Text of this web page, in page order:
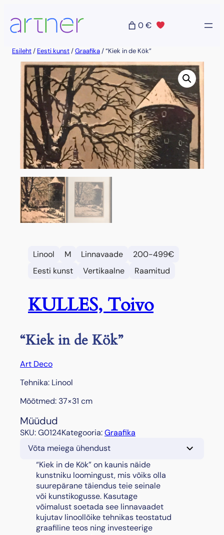
sisu
juurde
0 €
Esileht/ Eesti kunst/Graafika/ “Kiek in de Kök”
Linool M Linnavaade
200-499€
Eesti kunst
Vertikaalne Raamitud
KULLES, Toivo
“Kiek in de Kök”
Art Deco
Tehnika: Linool
Mõõtmed: 37×31 cm
Müüdud
SKU:G0124Kategooria:Graafika
Võta meiega ühendust
“Kiek in de Kök” on kaunis näide
kunstniku loomingust, mis võiks olla
suurepärane täiendus teie seinale
või kunstikogusse. Kasutage
võimalust soetada see linnavaadet
kujutav linoollõike tehnikas teostatud
graafiline teos ning investeerige